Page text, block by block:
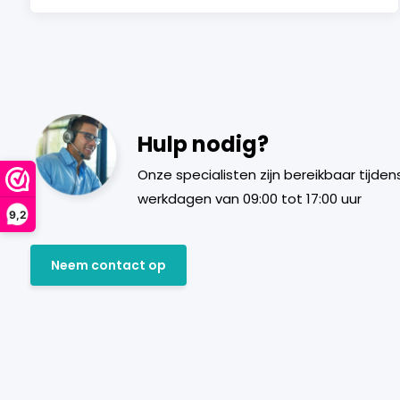
9,2
Hulp nodig?
Onze specialisten zijn bereikbaar
werkdagen van 09:00 tot 17:00 uur
Neem contact op